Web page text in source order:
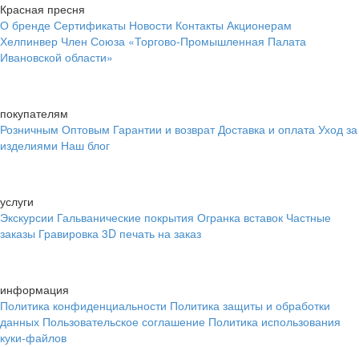
Красная пресня
О бренде Сертификаты Новости Контакты Акционерам
Хелпинвер Член Союза «Торгово-Промышленная Палата
Ивановской области»
покупателям
Розничным Оптовым Гарантии и возврат Доставка и оплата Уход за
изделиями Наш блог
услуги
Экскурсии Гальванические покрытия Огранка вставок Частные
заказы Гравировка 3D печать на заказ
информация
Политика конфиденциальности Политика защиты и обработки
данных Пользовательское соглашение Политика использования
куки-файлов